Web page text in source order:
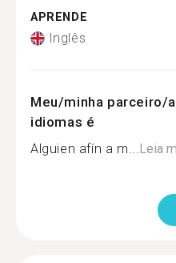
APRENDE
Inglês
Meu/minha parceiro/
idiomas é
Alguien afín a m...Leia